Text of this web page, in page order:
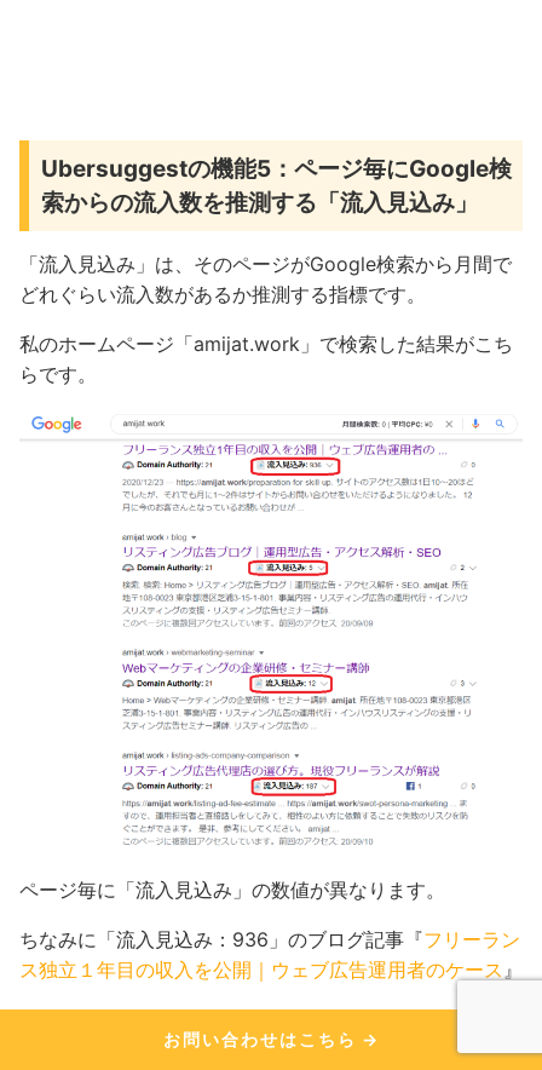
Ubersuggestの機能5：ページ毎にGoogle検
索からの流入数を推測する「流入見込み」
「流入見込み」は、そのページがGoogle検索から月間で
どれぐらい流入数があるか推測する指標です。
私のホームページ「amijat.work」で検索した結果がこち
らです。
ページ毎に「流入見込み」の数値が異なります。
ちなみに「流入見込み：936」のブログ記事『フリーラン
ス独立１年目の収入を公開｜ウェブ広告運用者のケース 』
お問い合わせはこちら